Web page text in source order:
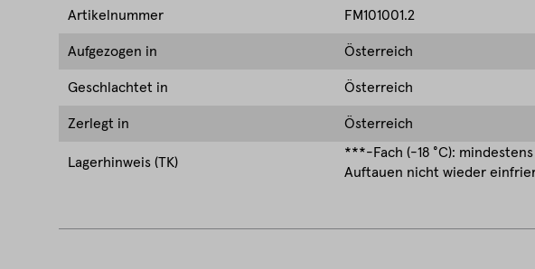
Artikelnummer FM101001.2
Aufgezogen in Österreich
Geschlachtet in Österreich
Zerlegt in Österreich
Lagerhinweis (TK)
***-Fach (-18 °C):
Auftauen nicht wieder